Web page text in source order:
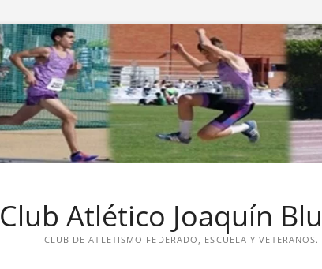
Club Atlético Joaquín
CLUB DE ATLETISMO FEDERADO, ESCUELA Y VETERANOS.